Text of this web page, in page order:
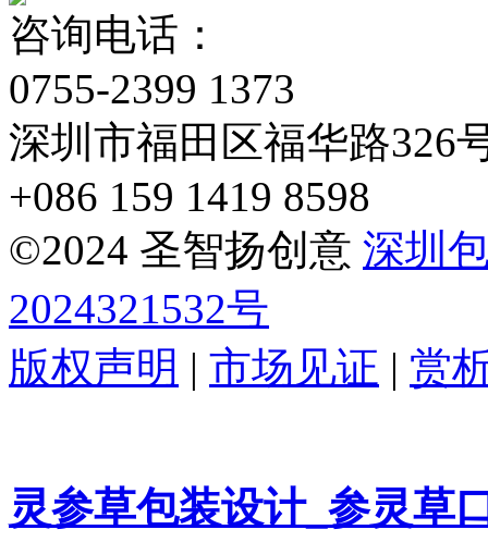
咨询电话：
0755-2399 1373
深圳市福田区福华路326
+086 159 1419 8598
©2024 圣智扬创意 深圳
2024321532号
版权声明 | 市场见证 | 赏
灵参草包装设计_参灵草